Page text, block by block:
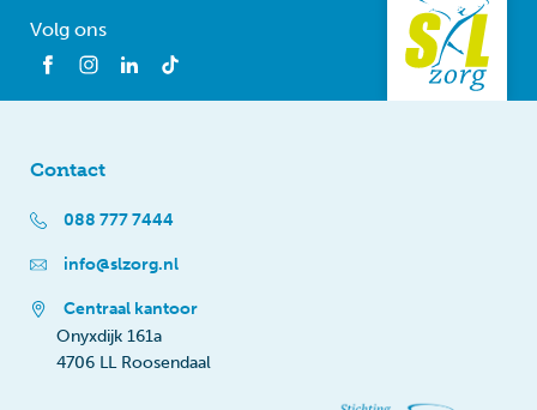
Volg ons
Contact
088 777 7444
info@slzorg.nl
Centraal kantoor
Onyxdijk 161a
4706 LL Roosendaal